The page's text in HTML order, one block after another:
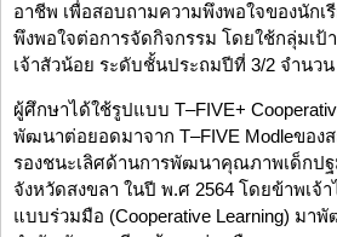
อาชีพ เพื่อสอบถามความพึงพอใจของนักเ
พึงพอใจต่อการจัดกิจกรรม โดยใช้กลุ่มเ
เจ้าสัวน้อย ระดับชั้นประถมปีที่ 3/2 จำนว
ผู้ศึกษาได้ใช้รูปแบบ T–FIVE+
พัฒนาต่อยอดมาจาก T–FIVE Modleของ
รองชนะเลิศด้านการพัฒนาคุณภาพเด็กป
จังหวัดสงขลา ในปี พ.ศ 2564 โดยข้าพเจ้
แบบร่วมมือ (Cooperative Learning) มา